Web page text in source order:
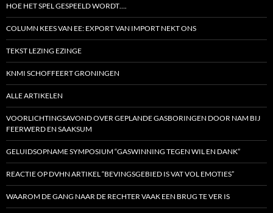
HOE HET SPEL GESPEELD WORDT….
COLUMN KEES VAN EE: EXPORT VAN IMPORT NEKT ONS
TEKST LEZING EZINGE
KNMI SCHOFFEERT GRONINGEN
ALLE ARTIKELEN
VOORLICHTINGSAVOND OVER GEPLANDE GASBORINGEN DOOR NAM BIJ
FEERWERD EN SAAKSUM
GELUIDSOPNAME SYMPOSIUM “GASWINNING TEGEN WIL EN DANK”
REACTIE OP DVHN ARTIKEL “BEVINGSGEBIED IS VAT VOL EMOTIES”
WAAROM DE GANG NAAR DE RECHTER VAAK EEN BRUG TE VER IS